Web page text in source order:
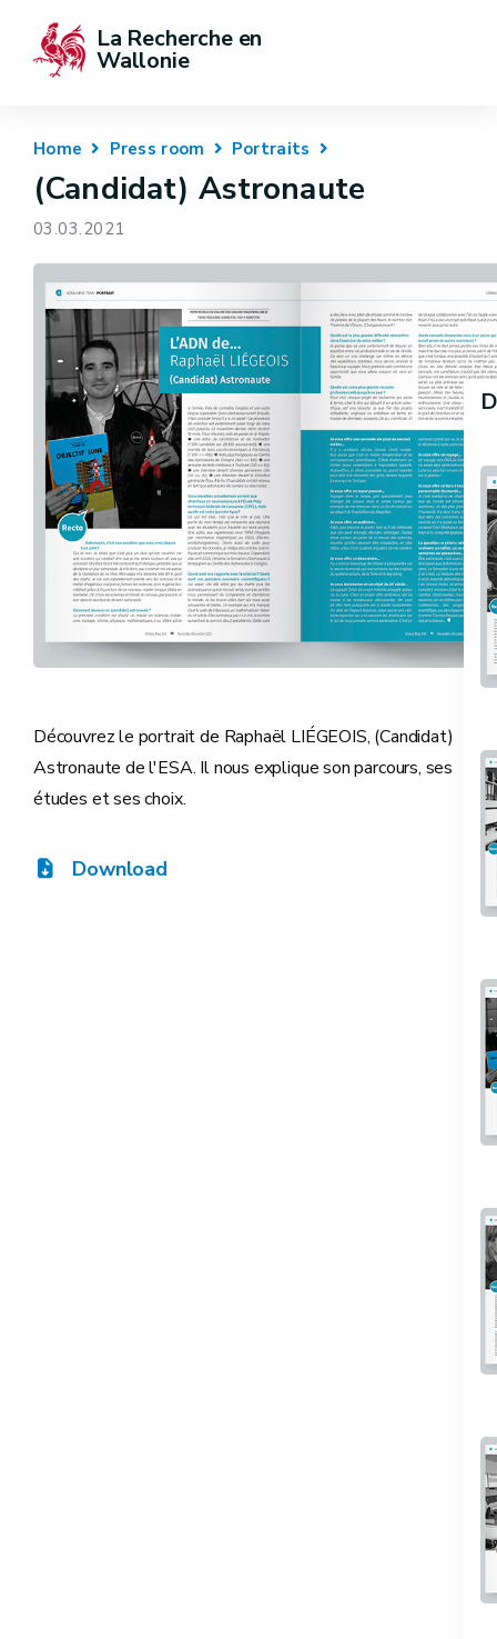
La Recherche en
Wallonie
Home Press room Portraits
(Candidat) Astronaute
03.03.2021
Découvrez le portrait de Raphaël LIÉGEOIS, (Candidat)
Astronaute de l'ESA. Il nous explique son parcours, ses
études et ses choix.
Download